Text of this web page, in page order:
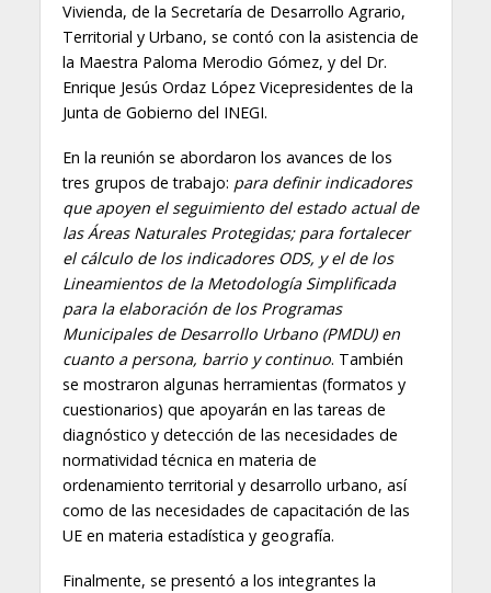
Vivienda, de la Secretaría de Desarrollo Agrario,
Territorial y Urbano, se contó con la asistencia de
la Maestra Paloma Merodio Gómez, y del Dr.
Enrique Jesús Ordaz López Vicepresidentes de la
Junta de Gobierno del INEGI.
En la reunión se abordaron los avances de los
tres grupos de trabajo: para definir indicadores
que apoyen el seguimiento del estado actual de
las Áreas Naturales Protegidas; para fortalecer
el cálculo de los indicadores ODS, y el de los
Lineamientos de la Metodología Simplificada
para la elaboración de los Programas
Municipales de Desarrollo Urbano (PMDU) en
cuanto a persona, barrio y continuo. También
se mostraron algunas herramientas (formatos y
cuestionarios) que apoyarán en las tareas de
diagnóstico y detección de las necesidades de
normatividad técnica en materia de
ordenamiento territorial y desarrollo urbano, así
como de las necesidades de capacitación de las
UE en materia estadística y geografía.
Finalmente, se presentó a los integrantes la